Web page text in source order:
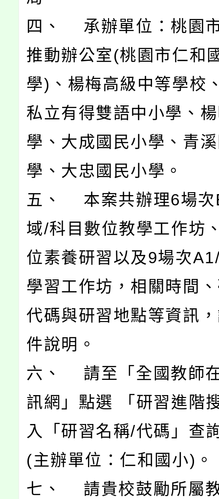
四、 承辦單位：桃園
推動辦公室(桃園市仁和
學)、楊梅高級中等學校
私立有得雙語中小學、
學、大成國民小學、青
學、大忠國民小學。
五、 本案共辦理6場次
域/科目數位教學工作坊
位素養研習以及9場次
學習工作坊，相關時間
代碼與研習地點等資訊
件說明。
六、 請至「全國教師
訊網」點選 「研習進階
入「研習名稱/代碼」查
(主辦單位：仁和國小)。
七、 請貴校鼓勵所屬